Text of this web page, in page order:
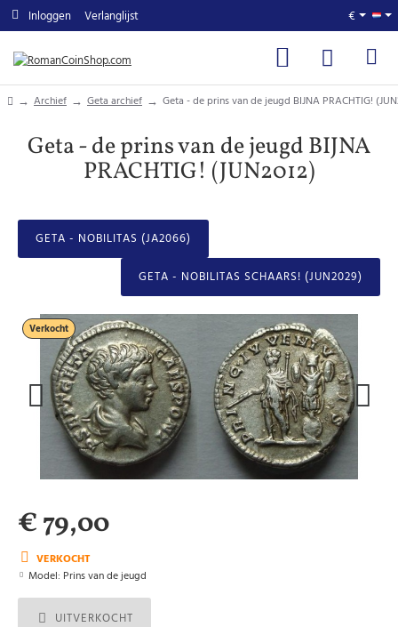
Inloggen Verlanglijst €
homeArchief Geta archief Geta - de prins van de jeugd BIJNA PRACHTIG!
Geta - de prins van de jeugd BIJNA
PRACHTIG! (JUN2012)
GETA - NOBILITAS (JA2066)
GETA - NOBILITAS SCHAARS! (JUN2029)
Verkocht
VERKOCHT
Model: Prins van de jeugd
€ 79,00
UITVERKOCHT